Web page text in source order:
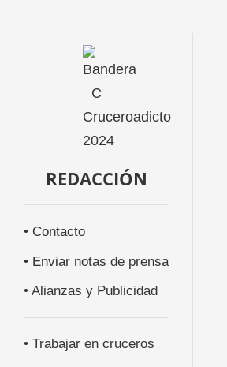
REDACCIÓN
• Contacto
• Enviar notas de prensa
• Alianzas y Publicidad
• Trabajar en cruceros